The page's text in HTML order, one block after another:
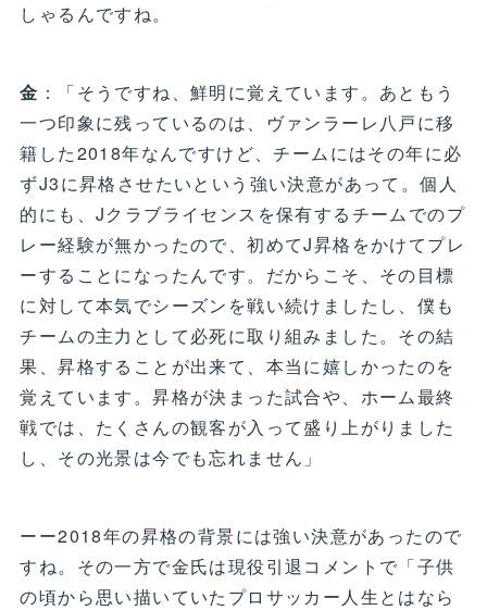
しゃるんですね。
金 ：「そうですね、鮮明に覚えています。あともう
一つ印象に残っているのは、ヴァンラーレ八戸に移
籍した2018年なんですけど、チームにはその年に必
ずJ3に昇格させたいという強い決意があって。個人
的にも、Jクラブライセンスを保有するチームでのプ
レー経験が無かったので、初めてJ昇格をかけてプレ
ーすることになったんです。だからこそ、その目標
に対して本気でシーズンを戦い続けましたし、僕も
チームの主力として必死に取り組みました。その結
果、昇格することが出来て、本当に嬉しかったのを
覚えています。昇格が決まった試合や、ホーム最終
戦では、たくさんの観客が入って盛り上がりました
し、その光景は今でも忘れません」
ーー2018年の昇格の背景には強い決意があったので
すね。その一方で金氏は現役引退コメントで「子供
の頃から思い描いていたプロサッカー人生とはなら